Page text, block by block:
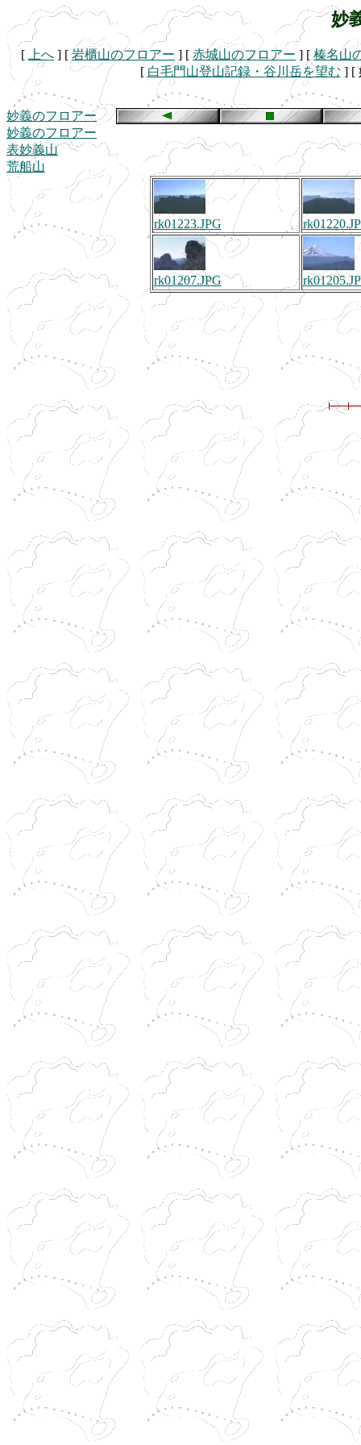
妙
[ 上へ ] [岩櫃山のフロアー ] [赤城山のフロアー ] [ 榛名山
[白毛門山登山記録・谷川岳を望む] [
妙義のフロアー
妙義のフロアー
表妙義山
荒船山
rk01223.JPG
rk01207.JPG